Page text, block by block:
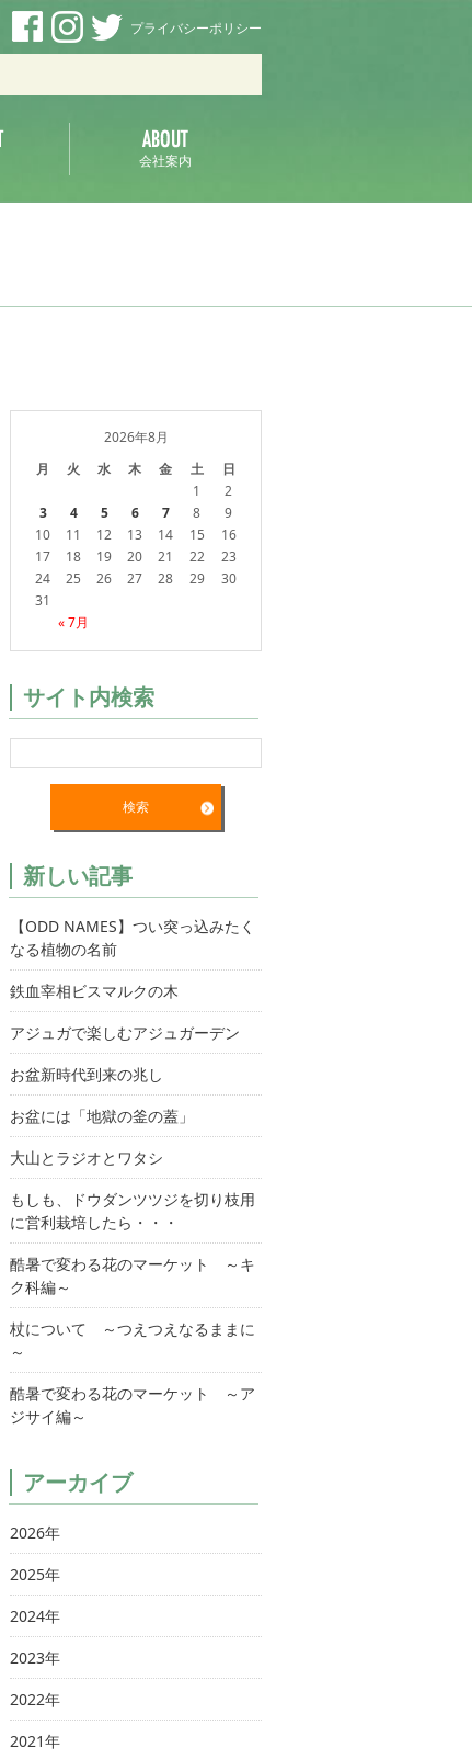
プライバシーポリシー
会社案内
2026年8月
月
火 水 木 金 土 日
« 7月
1
2
3
4 5 6 7 8
9
10
11 12 13 14 15
16
17
18 19 20 21 22
23
24
25 26 27 28 29
30
31
サイト内検索
新しい記事
【ODD NAMES】つい突っ込みたく
なる植物の名前
鉄血宰相ビスマルクの木
アジュガで楽しむアジュガーデン
お盆新時代到来の兆し
お盆には「地獄の釜の蓋」
大山とラジオとワタシ
もしも、ドウダンツツジを切り枝用
に営利栽培したら・・・
酷暑で変わる花のマーケット ～キ
ク科編～
杖について ～つえつえなるままに
～
酷暑で変わる花のマーケット ～ア
ジサイ編～
アーカイブ
2026年
2025年
2024年
2023年
2022年
2021年